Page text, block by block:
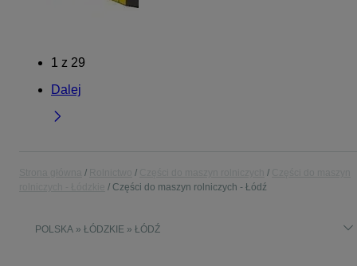
1 z 29
Dalej
Części do maszyn rolniczych - Łódź
POLSKA » ŁÓDZKIE » ŁÓDŹ